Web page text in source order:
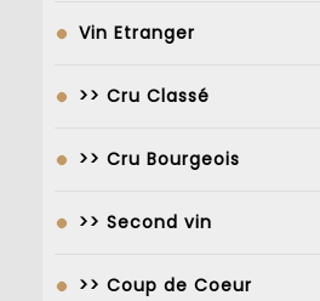
Vin Etranger
>> Cru Classé
>> Cru Bourgeois
>> Second vin
>> Coup de Coeur